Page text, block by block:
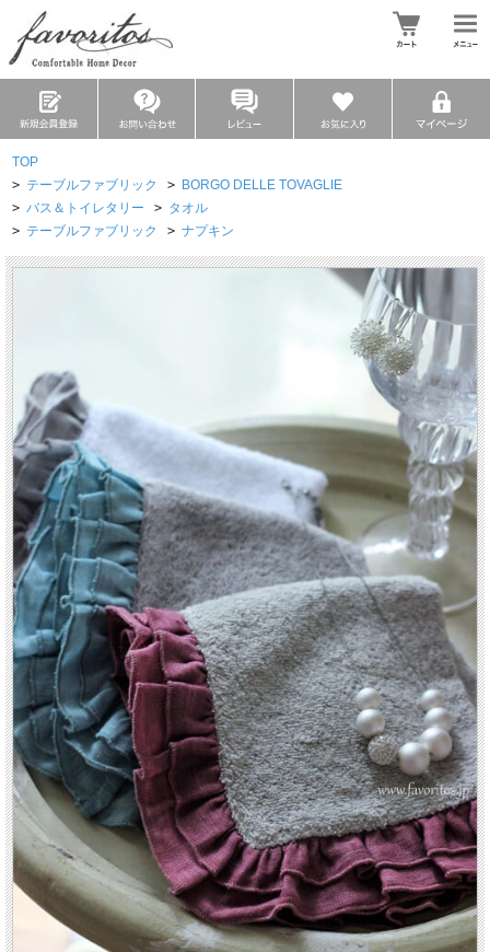
TOP
> テーブルファブリック > BORGO DELLE TOVAGLIE
> バス＆トイレタリー > タオル
> テーブルファブリック > ナプキン